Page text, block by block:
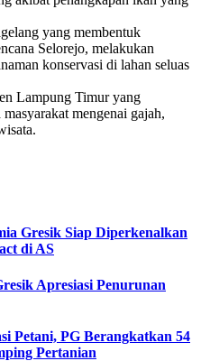
yang membentuk
Selorejo, melakukan
konservasi di lahan seluas
Lampung Timur yang
mengenai gajah,
Gresik Siap Diperkenalkan
di AS
Apresiasi Penurunan
Petani, PG Berangkatkan 54
Pertanian